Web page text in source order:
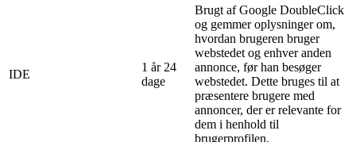
IDE
1 år 24
dage
Brugt af Google DoubleClick
og gemmer oplysninger om,
hvordan brugeren bruger
webstedet og enhver anden
annonce, før han besøger
webstedet. Dette bruges til at
præsentere brugere med
annoncer, der er relevante for
dem i henhold til
brugerprofilen.